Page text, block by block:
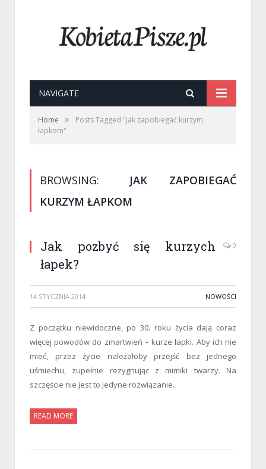
NAVIGATE
Home »
Posts Tagged "jak zapobiegać kurzym
łapkom"
BROWSING:
JAK ZAPOBIEGAĆ
KURZYM ŁAPKOM
Jak pozbyć się kurzych
łapek?
0
14 STYCZNIA 2014 NOWOŚCI
Z początku niewidoczne, po 30. roku życia dają coraz
więcej powodów do zmartwień – kurze łapki. Aby ich nie
mieć, przez życie należałoby przejść bez jednego
uśmiechu, zupełnie rezygnując z mimiki twarzy. Na
szczęście nie jest to jedyne rozwiązanie.
READ MORE